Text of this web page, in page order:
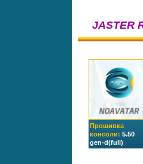
JASTER
Прошивка
консоли: 5.50
gen-d(full)